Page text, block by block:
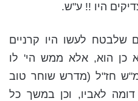
היו !! ע"ש.
שלבטח לעשו היו קרניים
כן הוא, אלא ממש הי' לו
חז"ל (מדרש שוחר טוב
לאביו, וכן במשך כל